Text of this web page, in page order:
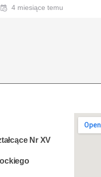
4 miesiące temu
Nr XV